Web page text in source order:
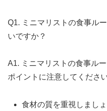
Q1. ミニマリストの食事ル
いですか？
A1. ミニマリストの食事ル
ポイントに注意してください
食材の質を重視しまし